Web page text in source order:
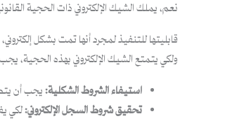
نعم، يملك الشيك الإلكتروني ذات الحجية القانونية والملزمة التي يملكها
قابليتها للتنفيذ لمجرد أنها تمت بشكل
ولكي يتمتع الشيك الإلكتروني بهذه الحجية،
استيفاء الشروط الشكلية:يجب أن
تحقيق شروط السجل الإلكتروني:لكي